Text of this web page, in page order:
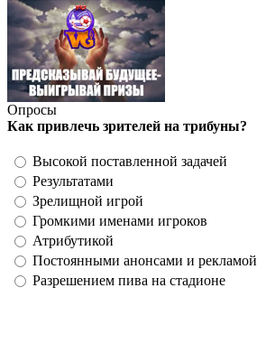
Опросы
Как привлечь зрителей на трибуны?
Высокой поставленной задачей
Результатами
Зрелищной игрой
Громкими именами игроков
Атрибутикой
Постоянными анонсами и рекламой
Разрешением пива на стадионе